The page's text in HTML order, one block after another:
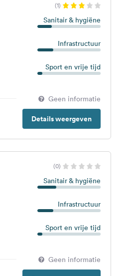
(1)
Sanitair & hygiëne
Infrastructuur
Sport en vrije tijd
Geen informatie
Details weergeven
(0)
Sanitair & hygiëne
Infrastructuur
Sport en vrije tijd
Geen informatie